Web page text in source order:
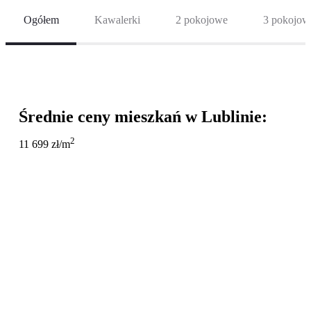
Ogółem Kawalerki 2 pokojowe 3
Średnie ceny mieszkańw Lublinie:
11 699 zł/m2